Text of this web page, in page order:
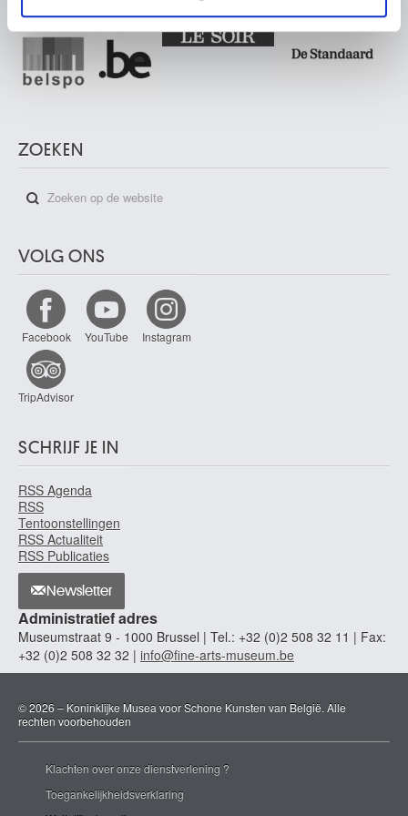
ZOEKEN
VOLG ONS
Facebook YouTube Instagram
TripAdvisor
SCHRIJF JE IN
RSS Agenda
RSS
Tentoonstellingen
RSS Actualiteit
RSS Publicaties
Newsletter
Administratief adres
Museumstraat 9 - 1000 Brussel | Tel.: +32 (0)2 508 32 11 | Fax:
+32 (0)2 508 32 32 | info@fine-arts-museum.be
© 2026 – Koninklijke Musea voor Schone Kunsten van België. Alle
rechten voorbehouden
Klachten over onze dienstverlening ?
Toegankelijkheidsverklaring